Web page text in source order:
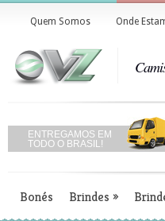
Quem Somos Onde
ENTREGAMOS EM
TODO O BRASIL!
Bonés Brindes »